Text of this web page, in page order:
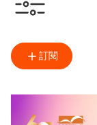
訂閱